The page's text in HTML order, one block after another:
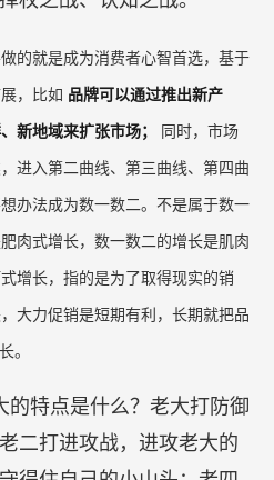
在短缺经济的时候，谁有
阶段是平衡经济的时候，
渗透率高、渠道牌面大，
时代，这时消费者面对太
须回答一个问题，当消费
应该怎么办？所以真正要
权之战、认知之战。
的就是成为消费者心智首选，基于
展，比如品牌可以通过推出新产
新地域来扩张市场；同时，市场
进入第二曲线、第三曲线、第四曲